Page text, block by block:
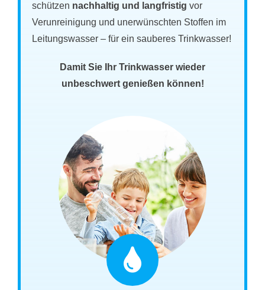
schützen nachhaltig und langfristig vor
Verunreinigung und unerwünschten Stoffen im
Leitungswasser – für ein sauberes Trinkwasser!
Damit Sie Ihr Trinkwasser wieder
unbeschwert genießen können!